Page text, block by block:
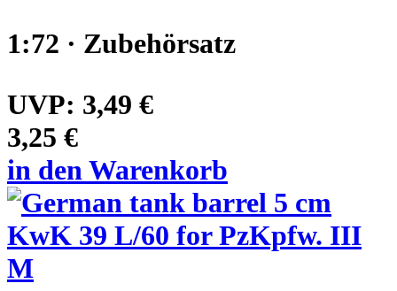
1:72 · Zubehörsatz
UVP: 3,49 €
3,25 €
in den Warenkorb